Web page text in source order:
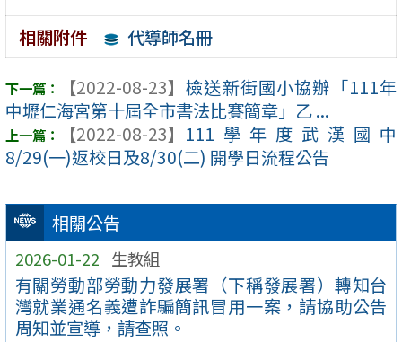
相關公告
2026-01-22 生教組
有關勞動部勞動力發展署（下稱發展署）轉知台
灣就業通名義遭詐騙簡訊冒用一案，請協助公告
周知並宣導，請查照。
相關附件 代導師名冊
【2022-08-23】 檢送新街國小協辦「111年
中壢仁海宮第十屆全市書法比賽簡章」乙 ...
【2022-08-23】 111學年度武漢國中
8/29(一)返校日及8/30(二) 開學日流程公告